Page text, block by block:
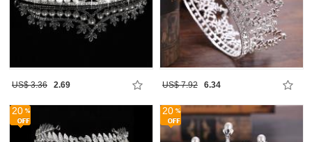
US$ 3.36 2.69 US$ 7.92 6.34
20 20